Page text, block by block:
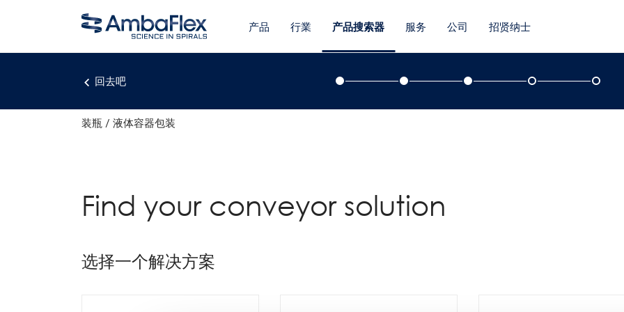
产品 行業 产品搜索器 服务 公司 招贤纳士
回去吧
装瓶 液体容器包装
Find your conveyor solution
选择一个解决方案